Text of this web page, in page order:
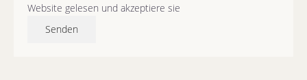
Website gelesen und akzeptiere sie
Senden